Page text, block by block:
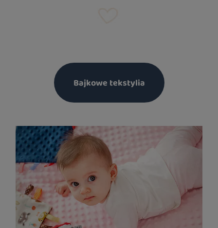
Bajkowe tekstylia